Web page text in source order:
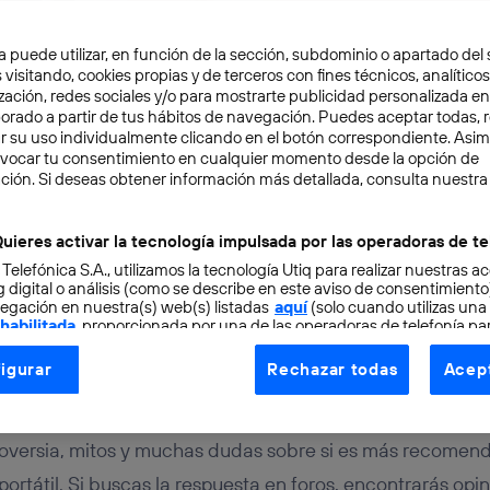
4 min
hibernar o apagar el
mejor opción?
mitos y muchas dudas sobre si es más
Si buscas la respuesta en foros, encontrarás
puede utilizar, en función de la sección, subdominio o apartado del
visitando, cookies propias y de terceros con fines técnicos,
redes sociales y/o para mostrarte publicidad personalizada
a partir de tus hábitos de navegación. Puedes aceptar todas,
su uso individualmente clicando en el botón correspondiente.
tu consentimiento en cualquier momento desde la opción de
Si deseas obtener información más detallada, consulta nuestra
activar la tecnología impulsada por las operadoras de
S.A., utilizamos la tecnología Utiq para realizar nuestras
digital o análisis (como se describe en este aviso de
en nuestra(s) web(s) listadas aquí(solo cuando utilizas una
, proporcionada por una de las operadoras de telefonía
consentimiento en cada página web).
Utiq está diseñada con la privacidad como prioridad
dirección IP y otra información de la cuenta de cliente de
la conexión que utilizas (p. ej., número de teléfono móvil).
Rechazar todas